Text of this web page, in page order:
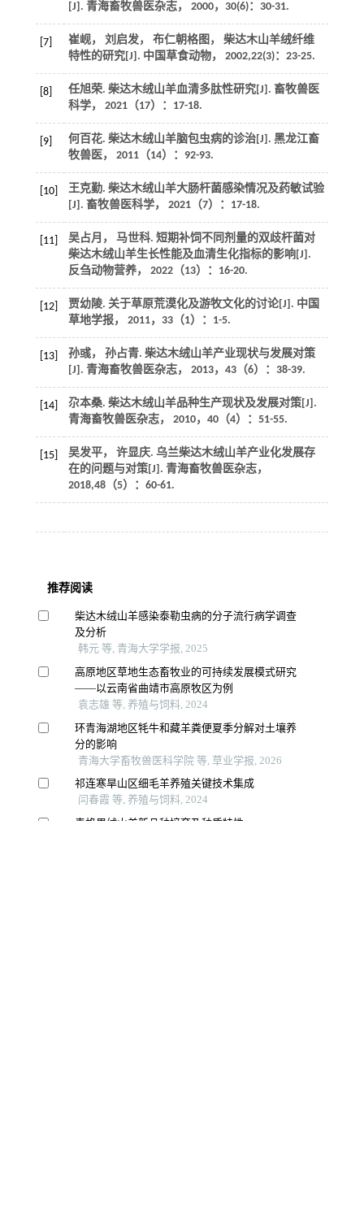
[J]. 青海畜牧兽医杂志， 2000， 30(6)：30-31.
[7]
崔岘， 刘启发， 布仁朝格图， 柴达木山羊绒纤维
特性的研究[J]. 中国草食动物， 2002,22(3)：23-25.
[8] 任旭荣. 柴达木绒山羊血清多肽性研究[J]. 畜牧兽医
科学， 2021（17）：17-18.
[9] 何百花. 柴达木绒山羊脑包虫病的诊治[J]. 黑龙江畜
牧兽医， 2011（14）：92-93.
[10]
王克勤. 柴达木绒山羊大肠杆菌感染情况及药敏试验
[J]. 畜牧兽医科学， 2021（7）：17-18.
[11]
吴占月， 马世科. 短期补饲不同剂量的双歧杆菌对
柴达木绒山羊生长性能及血清生化指标的影响[J].
反刍动物营养， 2022（13）：16-20.
[12] 贾幼陵. 关于草原荒漠化及游牧文化的讨论[J]. 中国
草地学报， 2011， 33（1）：1-5.
[13]
孙彧， 孙占青. 柴达木绒山羊产业现状与发展对策
[J]. 青海畜牧兽医杂志， 2013， 43（6）：38-39.
[14]
尕本桑. 柴达木绒山羊品种生产现状及发展对策[J].
青海畜牧兽医杂志， 2010， 40（4）：51-55.
[15]
吴发平， 许显庆. 乌兰柴达木绒山羊产业化发展存
在的问题与对策[J]. 青海畜牧兽医杂志，
2018,48（5）：60-61.